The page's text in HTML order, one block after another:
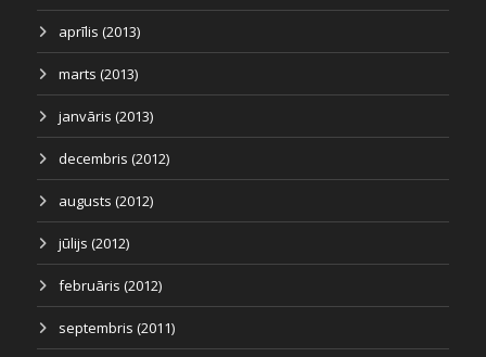
aprīlis (2013)
marts (2013)
janvāris (2013)
decembris (2012)
augusts (2012)
jūlijs (2012)
februāris (2012)
septembris (2011)